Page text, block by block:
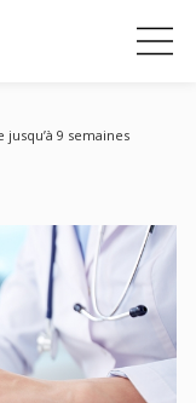
9 semaines